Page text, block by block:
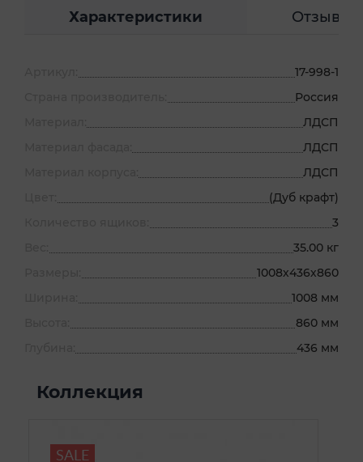
Характеристики Отзывы
17-998-1
Россия
ЛДСП
ЛДСП
ЛДСП
(Дуб крафт)
3
35.00 кг
1008х436х860
1008 мм
860 мм
436 мм
Коллекция
SALE